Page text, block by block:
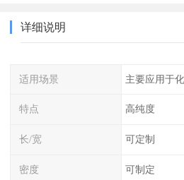
详细说明
适用场景
特点 高纯度
长/宽 可定制
密度 可制定